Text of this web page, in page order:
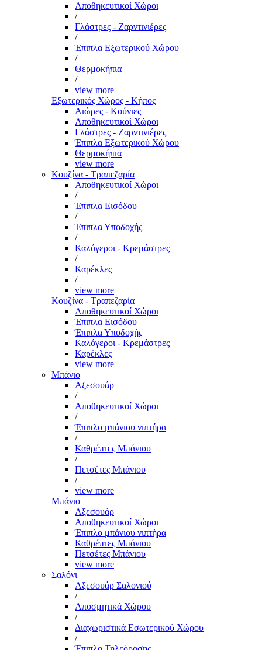
Αποθηκευτικοί Χώροι
/
Γλάστρες - Ζαρντινιέρες
/
Έπιπλα Εξωτερικού Χώρου
/
Θερμοκήπια
/
view more
Εξωτερικός Χώρος - Κήπος
Αιώρες - Κούνιες
Αποθηκευτικοί Χώροι
Γλάστρες - Ζαρντινιέρες
Έπιπλα Εξωτερικού Χώρου
Θερμοκήπια
view more
Κουζίνα - Τραπεζαρία
Αποθηκευτικοί Χώροι
/
Έπιπλα Εισόδου
/
Έπιπλα Υποδοχής
/
Καλόγεροι - Κρεμάστρες
/
Καρέκλες
/
view more
Κουζίνα - Τραπεζαρία
Αποθηκευτικοί Χώροι
Έπιπλα Εισόδου
Έπιπλα Υποδοχής
Καλόγεροι - Κρεμάστρες
Καρέκλες
view more
Μπάνιο
Αξεσουάρ
/
Αποθηκευτικοί Χώροι
/
Έπιπλο μπάνιου νιπτήρα
/
Καθρέπτες Μπάνιου
/
Πετσέτες Μπάνιου
/
view more
Μπάνιο
Αξεσουάρ
Αποθηκευτικοί Χώροι
Έπιπλο μπάνιου νιπτήρα
Καθρέπτες Μπάνιου
Πετσέτες Μπάνιου
view more
Σαλόνι
Αξεσουάρ Σαλονιού
/
Αποσμητικά Χώρου
/
Διαχωριστικά Εσωτερικού Χώρου
/